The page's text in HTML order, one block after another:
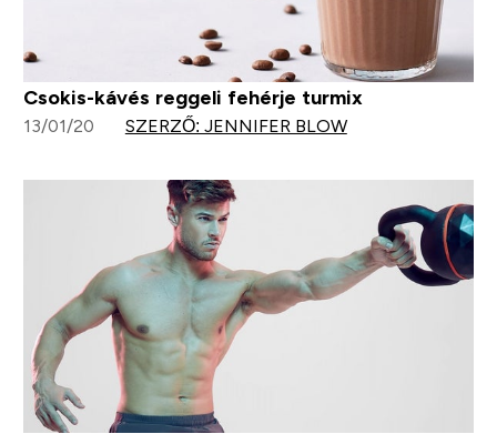
Csokis-kávés reggeli fehérje turmix
13/01/20 SZERZŐ: JENNIFER BLOW